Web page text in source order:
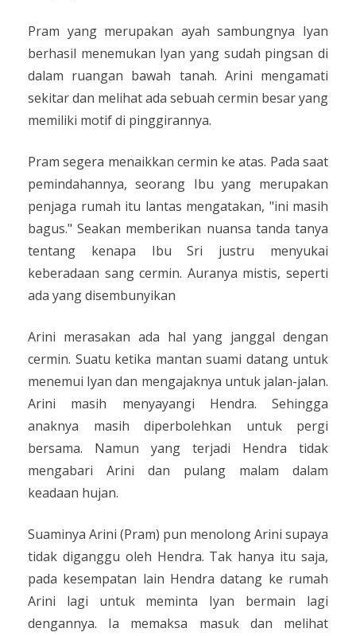
Pram yang merupakan ayah sambungnya Iyan
berhasil menemukan Iyan yang sudah pingsan di
dalam ruangan bawah tanah. Arini mengamati
sekitar dan melihat ada sebuah cermin besar yang
memiliki motif di pinggirannya.
Pram segera menaikkan cermin ke atas. Pada saat
pemindahannya, seorang Ibu yang merupakan
penjaga rumah itu lantas mengatakan, "ini masih
bagus." Seakan memberikan nuansa tanda tanya
tentang kenapa Ibu Sri justru menyukai
keberadaan sang cermin. Auranya mistis, seperti
ada yang disembunyikan
Arini merasakan ada hal yang janggal dengan
cermin. Suatu ketika mantan suami datang untuk
menemui Iyan dan mengajaknya untuk jalan-jalan.
Arini masih menyayangi Hendra. Sehingga
anaknya masih diperbolehkan untuk pergi
bersama. Namun yang terjadi Hendra tidak
mengabari Arini dan pulang malam dalam
keadaan hujan.
Suaminya Arini (Pram) pun menolong Arini supaya
tidak diganggu oleh Hendra. Tak hanya itu saja,
pada kesempatan lain Hendra datang ke rumah
Arini lagi untuk meminta Iyan bermain lagi
dengannya. Ia memaksa masuk dan melihat